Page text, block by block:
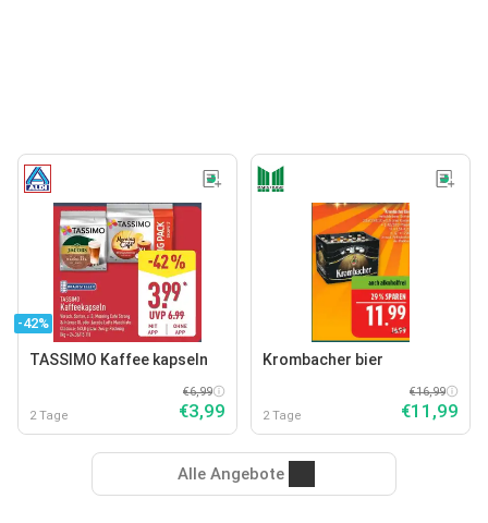
-42%
TASSIMO Kaffee kapseln
2 Tage
€6,99
€3,99
Krombacher bier
2 Tage
€16,99
€11,99
Alle Angebote